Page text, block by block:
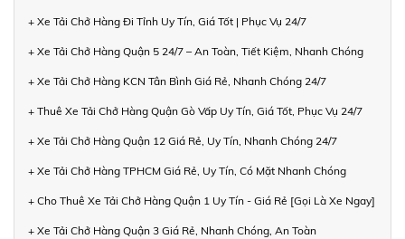
+ Xe Tải Chở Hàng Đi Tỉnh Uy Tín, Giá Tốt | Phục Vụ 24/7
+ Xe Tải Chở Hàng Quận 5 24/7 – An Toàn, Tiết Kiệm, Nhanh Chóng
+ Xe Tải Chở Hàng KCN Tân Bình Giá Rẻ, Nhanh Chóng 24/7
+ Thuê Xe Tải Chở Hàng Quận Gò Vấp Uy Tín, Giá Tốt, Phục Vụ 24/7
+ Xe Tải Chở Hàng Quận 12 Giá Rẻ, Uy Tín, Nhanh Chóng 24/7
+ Xe Tải Chở Hàng TPHCM Giá Rẻ, Uy Tín, Có Mặt Nhanh Chóng
+ Cho Thuê Xe Tải Chở Hàng Quận 1 Uy Tín - Giá Rẻ [Gọi Là Xe Ngay]
+ Xe Tải Chở Hàng Quận 3 Giá Rẻ, Nhanh Chóng, An Toàn